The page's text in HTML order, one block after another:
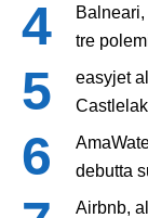
tre
easyjet
debutta
Airbnb,